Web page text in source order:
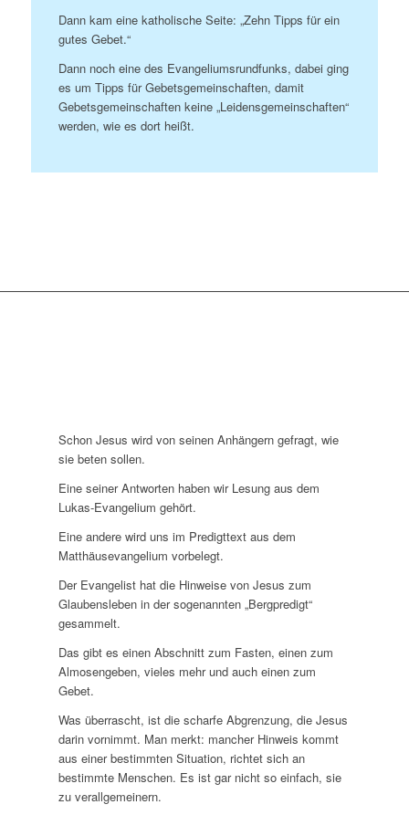
Dann kam eine katholische Seite: „Zehn Tipps für ein
gutes Gebet.“
Dann noch eine des Evangeliumsrundfunks, dabei ging
es um Tipps für Gebetsgemeinschaften, damit
Gebetsgemeinschaften keine „Leidensgemeinschaften“
werden, wie es dort heißt.
Schon Jesus wird von seinen Anhängern gefragt, wie
sie beten sollen.
Eine seiner Antworten haben wir Lesung aus dem
Lukas-Evangelium gehört.
Eine andere wird uns im Predigttext aus dem
Matthäusevangelium vorbelegt.
Der Evangelist hat die Hinweise von Jesus zum
Glaubensleben in der sogenannten „Bergpredigt“
gesammelt.
Das gibt es einen Abschnitt zum Fasten, einen zum
Almosengeben, vieles mehr und auch einen zum
Gebet.
Was überrascht, ist die scharfe Abgrenzung, die Jesus
darin vornimmt. Man merkt: mancher Hinweis kommt
aus einer bestimmten Situation, richtet sich an
bestimmte Menschen. Es ist gar nicht so einfach, sie
zu verallgemeinern.